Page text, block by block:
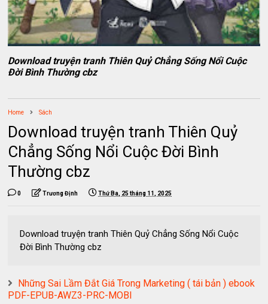
Download truyện tranh Thiên Quỷ Chẳng Sống Nổi Cuộc
Đời Bình Thường cbz
Home Sách
Download truyện tranh Thiên Quỷ
Chẳng Sống Nổi Cuộc Đời Bình
Thường cbz
0 Trương Định Thứ Ba, 25 tháng 11, 2025
Download truyện tranh Thiên Quỷ Chẳng Sống Nổi Cuộc
Đời Bình Thường cbz
Những Sai Lầm Đắt Giá Trong Marketing ( tái bản ) ebook
PDF-EPUB-AWZ3-PRC-MOBI